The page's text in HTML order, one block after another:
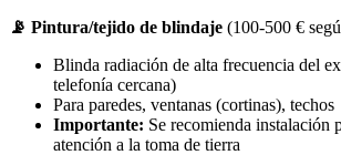
📡 Pintura/tejido de blindaje (100-500 €
Blinda radiación de alta frecuencia del
telefonía cercana)
Para paredes, ventanas (cortinas), techos
Importante: Se recomienda instalación
atención a la toma de tierra